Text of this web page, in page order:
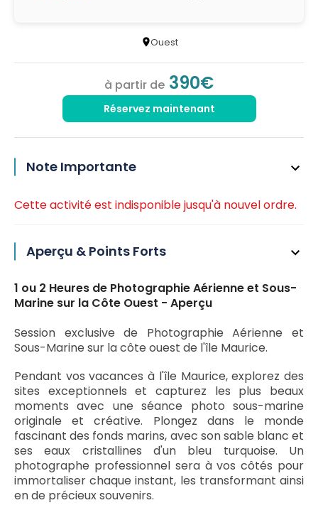
Ouest
à partir de 390€
Réservez maintenant
Note Importante
Cette activité est indisponible jusqu'à nouvel ordre.
Aperçu & Points Forts
1 ou 2 Heures de Photographie Aérienne et Sous-
Marine sur la Côte Ouest - Aperçu
Session exclusive de Photographie Aérienne et
Sous-Marine sur la côte ouest de l'île Maurice.
Pendant vos vacances à l'île Maurice, explorez des
sites exceptionnels et capturez les plus beaux
moments avec une séance photo sous-marine
originale et créative. Plongez dans le monde
fascinant des fonds marins, avec son sable blanc et
ses eaux cristallines d'un bleu turquoise. Un
photographe professionnel sera à vos côtés pour
immortaliser chaque instant, les transformant ainsi
en de précieux souvenirs.